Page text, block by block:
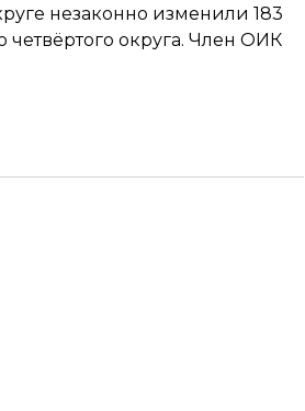
незаконно изменили 183
округа. Член ОИК